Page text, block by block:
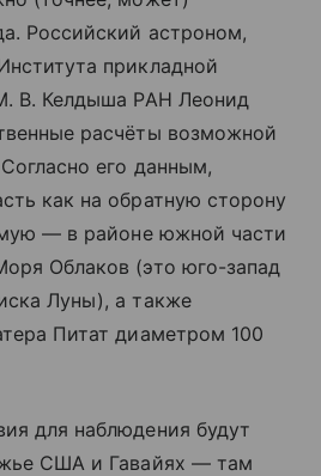
Российский астроном,
прикладной
В. Келдыша РАН Леонид
расчёты возможной
его данным,
как на обратную сторону
— в районе южной части
Облаков (это юго-запад
Луны), а также
Питат диаметром 100
для наблюдения будут
США и Гавайях — там